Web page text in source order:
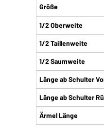
Größe
1/2 Oberweite
1/2 Taillenweite
1/2 Saumweite
Länge ab Schulter
Länge ab Schulter
Ärmel Länge